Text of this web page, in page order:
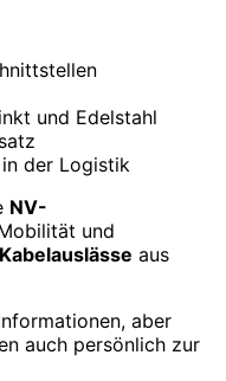
und Edelstahl
der Logistik
NV-
und
Kabelauslässe aus
aber
auch persönlich zur